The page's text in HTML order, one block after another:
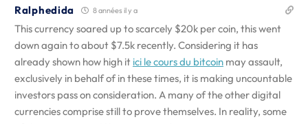
Ralphedida 8 années il y a
This currency soared up to scarcely $20k per coin, this went
down again to about $7.5k recently. Considering it has
already shown how high it ici le cours du bitcoin may assault,
exclusively in behalf of in these times, it is making uncountable
investors pass on consideration. A many of the other digital
currencies comprise still to prove themselves. In reality, some